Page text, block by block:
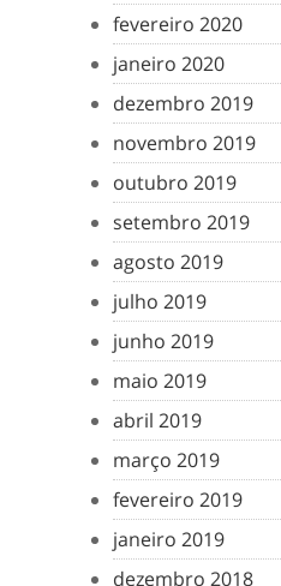
fevereiro 2020
janeiro 2020
dezembro 2019
novembro 2019
outubro 2019
setembro 2019
agosto 2019
julho 2019
junho 2019
maio 2019
abril 2019
março 2019
fevereiro 2019
janeiro 2019
dezembro 2018